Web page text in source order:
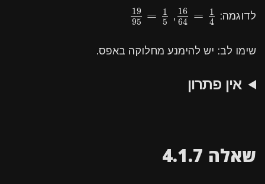
לדוגמה:
16
64
=
1
4
16 64 =1 4
,
19
95
=
1
5
19 95 =1 5
שימו לב: יש להימנע מחלוקה באפס.
אין פתרון
שאלה 4.1.7